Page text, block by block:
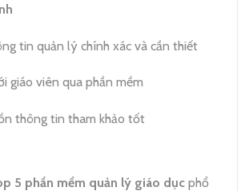
tin quản lý chính xác và cần thiết
giáo viên qua phần mềm
thông tin tham khảo tốt
5 phần mềm quản lý giáo dục phổ